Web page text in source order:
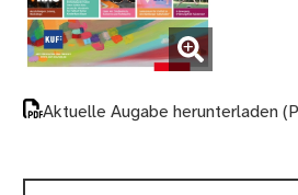
(Bild vergrößern)
Aktuelle Augabe herunterladen